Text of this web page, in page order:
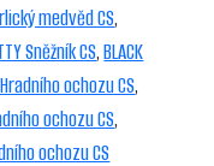
medvěd CS,
Sněžník CS,BLACK
ochozu CS,
ochozu CS,
ochozu CS